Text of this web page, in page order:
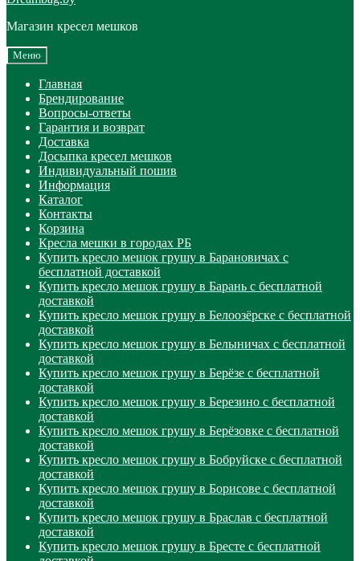
Магазин кресел мешков
Меню
Главная
Брендирование
Вопросы-ответы
Гарантия и возврат
Доставка
Досыпка кресел мешков
Индивидуальный пошив
Информация
Каталог
Контакты
Корзина
Кресла мешки в городах РБ
Купить кресло мешок грушу в Барановичах с
бесплатной доставкой
Купить кресло мешок грушу в Барань с бесплатной
доставкой
Купить кресло мешок грушу в Белоозёрске с бесплатной
доставкой
Купить кресло мешок грушу в Белыничах с бесплатной
доставкой
Купить кресло мешок грушу в Берёзе с бесплатной
доставкой
Купить кресло мешок грушу в Березино с бесплатной
доставкой
Купить кресло мешок грушу в Берёзовке с бесплатной
доставкой
Купить кресло мешок грушу в Бобруйске с бесплатной
доставкой
Купить кресло мешок грушу в Борисове с бесплатной
доставкой
Купить кресло мешок грушу в Браслав с бесплатной
доставкой
Купить кресло мешок грушу в Бресте с бесплатной